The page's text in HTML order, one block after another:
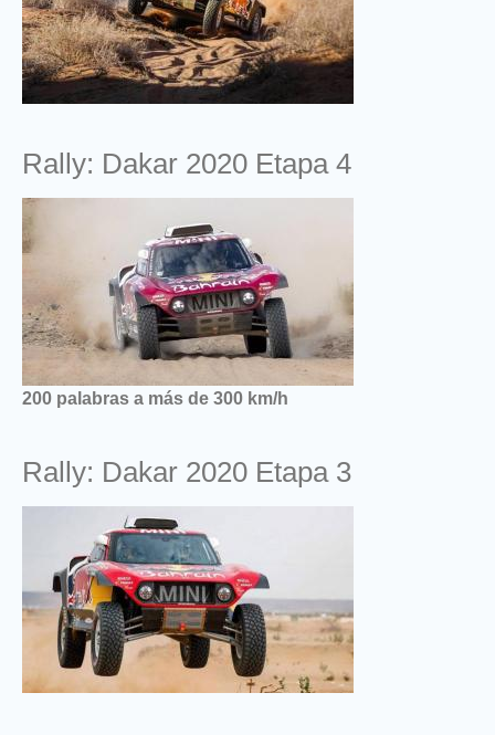
Rally: Dakar 2020 Etapa 4
200 palabras a más de 300 km/h
Rally: Dakar 2020 Etapa 3